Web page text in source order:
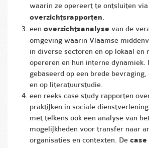
waarin ze opereert te ontsluiten via
overzichtsrapporten.
een overzichtsanalyse van de
omgeving waarin Vlaamse
in diverse sectoren en op lokaal en
opereren en hun interne dynamiek.
gebaseerd op een brede bevraging,
en op literatuurstudie.
een reeks case study rapporten
praktijken in sociale
met telkens ook een analyse van
mogelijkheden voor transfer naar
organisaties en contexten. De